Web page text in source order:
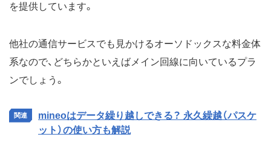
を提供しています。
他社の通信サービスでも見かけるオーソドックスな料金体
系なので、どちらかといえばメイン回線に向いているプラ
ンでしょう。
mineoはデータ繰り越しできる？ 永久繰越（パスケ
ット）の使い方も解説